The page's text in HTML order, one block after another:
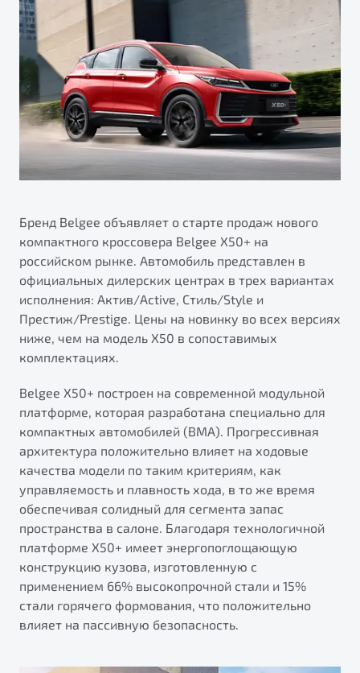
Яркий кроссовер
от 2 219 990 ₽*
Обзор В наличии
S50
Элегантный и практичный седан
Обзор В наличии
X70
Универсальный кроссовер
Автокредит
Трейд-ин
Страхование
Расчет КАСКО
Узнайте о специальных выгодах при покупке
автомобиля Belgee
Подробно
Автомобили в наличии
Тест-драйв
Автокредит
Спецпредложения
ПОДДЕРЖКА
Гарантия Belgee
Belgee Линк
Belgee Клуб
Belgee Плюс
Реферальная программа
Помощь на дорогах
Будьте еще более уверены на дорогах с программой
"Помощь на дорогах"
Преимущества программы
Запись на сервис
Калькулятор ТО
Клиентская поддержка
О дилерском центре
Правовая информация
Бренд Belgee объявляет о старте продаж нового
компактного кроссовера Belgee X50+ на
российском рынке. Автомобиль представлен в
официальных дилерских центрах в трех вариантах
исполнения: Актив/Active, Стиль/Style и
Престиж/Prestige. Цены на новинку во всех версиях
ниже, чем на модель X50 в сопоставимых
комплектациях.
Belgee Х50+ построен на современной модульной
платформе, которая разработана специально для
компактных автомобилей (BMA). Прогрессивная
архитектура положительно влияет на ходовые
качества модели по таким критериям, как
управляемость и плавность хода, в то же время
обеспечивая солидный для сегмента запас
пространства в салоне. Благодаря технологичной
платформе X50+ имеет энергопоглощающую
конструкцию кузова, изготовленную с
применением 66% высокопрочной стали и 15%
стали горячего формования, что положительно
влияет на пассивную безопасность.